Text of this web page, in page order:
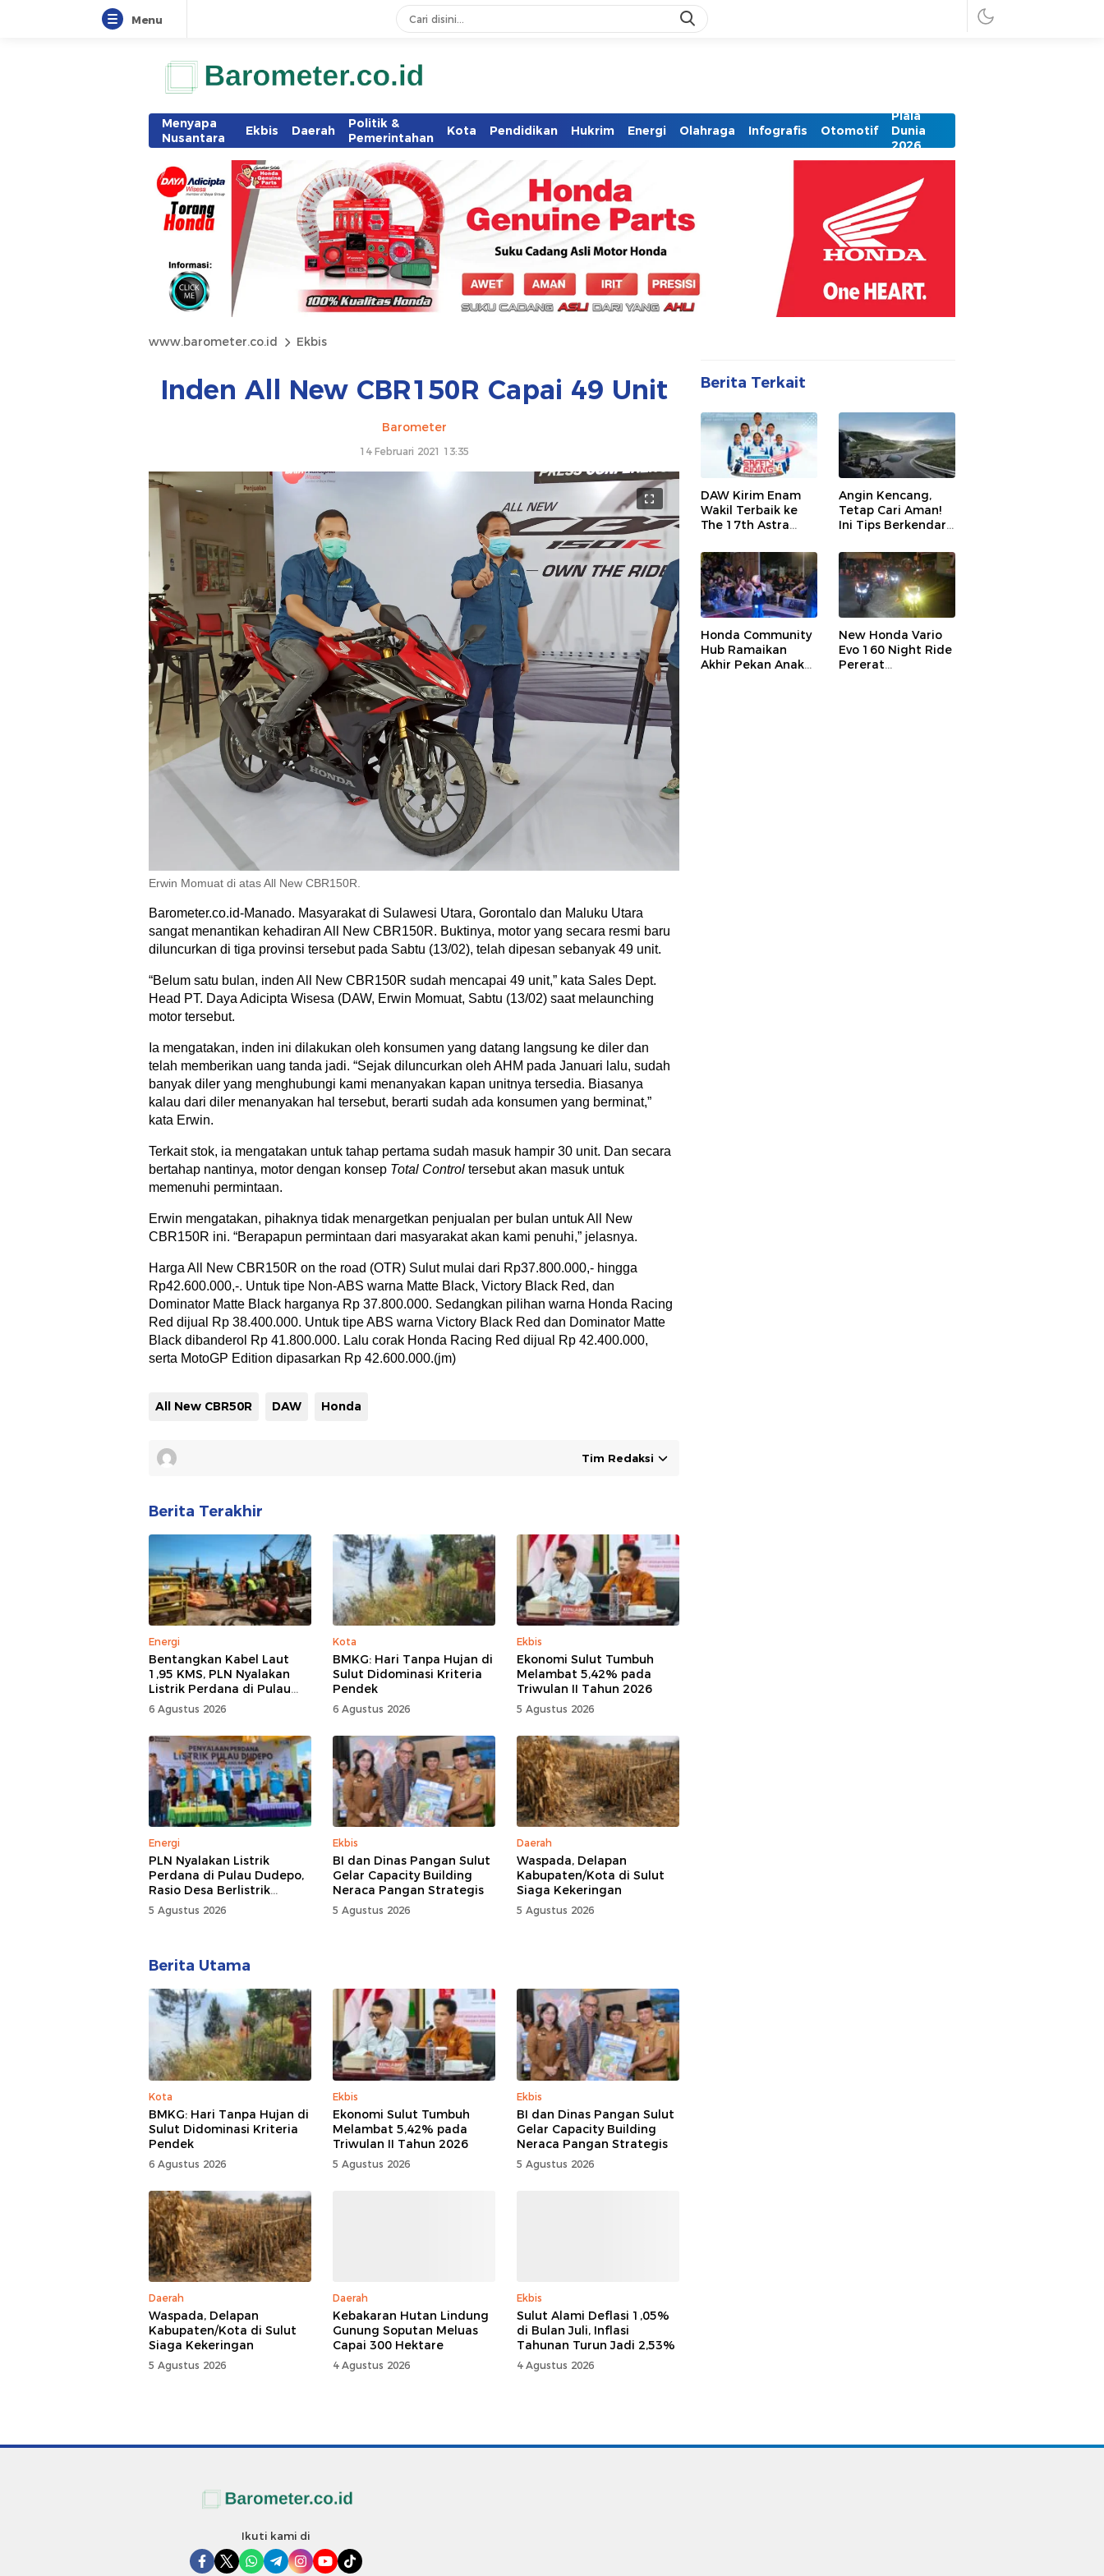
Menu
Menyapa
Nusantara
Ekbis Daerah
Politik &
Pemerintahan
Kota Pendidikan Hukrim Energi Olahraga Infografis Otomotif
Piala
Dunia
2026
www.barometer.co.id Ekbis
Inden All New CBR150R Capai 49 Unit
Barometer
14 Februari 2021 13:35
Erwin Momuat di atas All New CBR150R.
Barometer.co.id-Manado. Masyarakat di Sulawesi Utara, Gorontalo dan Maluku Utara
sangat menantikan kehadiran All New CBR150R. Buktinya, motor yang secara resmi baru
diluncurkan di tiga provinsi tersebut pada Sabtu (13/02), telah dipesan sebanyak 49 unit.
“Belum satu bulan, inden All New CBR150R sudah mencapai 49 unit,” kata Sales Dept.
Head PT. Daya Adicipta Wisesa (DAW, Erwin Momuat, Sabtu (13/02) saat melaunching
motor tersebut.
Ia mengatakan, inden ini dilakukan oleh konsumen yang datang langsung ke diler dan
telah memberikan uang tanda jadi. “Sejak diluncurkan oleh AHM pada Januari lalu, sudah
banyak diler yang menghubungi kami menanyakan kapan unitnya tersedia. Biasanya
kalau dari diler menanyakan hal tersebut, berarti sudah ada konsumen yang berminat,”
kata Erwin.
Terkait stok, ia mengatakan untuk tahap pertama sudah masuk hampir 30 unit. Dan secara
bertahap nantinya, motor dengan konsep Total Control tersebut akan masuk untuk
memenuhi permintaan.
Erwin mengatakan, pihaknya tidak menargetkan penjualan per bulan untuk All New
CBR150R ini. “Berapapun permintaan dari masyarakat akan kami penuhi,” jelasnya.
Harga All New CBR150R on the road (OTR) Sulut mulai dari Rp37.800.000,- hingga
Rp42.600.000,-. Untuk tipe Non-ABS warna Matte Black, Victory Black Red, dan
Dominator Matte Black harganya Rp 37.800.000. Sedangkan pilihan warna Honda Racing
Red dijual Rp 38.400.000. Untuk tipe ABS warna Victory Black Red dan Dominator Matte
Black dibanderol Rp 41.800.000. Lalu corak Honda Racing Red dijual Rp 42.400.000,
serta MotoGP Edition dipasarkan Rp 42.600.000.(jm)
All New CBR50R DAW Honda
Tim Redaksi
Berita Terakhir
Energi
Bentangkan Kabel Laut
1,95 KMS, PLN Nyalakan
Listrik Perdana di Pulau
Dudepo, Desa Berlistrik di
Gorontalo 100 Persen
6 Agustus 2026
Kota
BMKG: Hari Tanpa Hujan di
Sulut Didominasi Kriteria
Pendek
6 Agustus 2026
Ekbis
Ekonomi Sulut Tumbuh
Melambat 5,42% pada
Triwulan II Tahun 2026
5 Agustus 2026
Energi
PLN Nyalakan Listrik
Perdana di Pulau Dudepo,
Rasio Desa Berlistrik
Provinsi Gorontalo Capai
100 Persen
5 Agustus 2026
Ekbis
BI dan Dinas Pangan Sulut
Gelar Capacity Building
Neraca Pangan Strategis
5 Agustus 2026
Daerah
Waspada, Delapan
Kabupaten/Kota di Sulut
Siaga Kekeringan
5 Agustus 2026
Berita Utama
Kota
BMKG: Hari Tanpa Hujan di
Sulut Didominasi Kriteria
Pendek
6 Agustus 2026
Ekbis
Ekonomi Sulut Tumbuh
Melambat 5,42% pada
Triwulan II Tahun 2026
5 Agustus 2026
Ekbis
BI dan Dinas Pangan Sulut
Gelar Capacity Building
Neraca Pangan Strategis
5 Agustus 2026
Daerah
Waspada, Delapan
Kabupaten/Kota di Sulut
Siaga Kekeringan
5 Agustus 2026
Daerah
Kebakaran Hutan Lindung
Gunung Soputan Meluas
Capai 300 Hektare
4 Agustus 2026
Ekbis
Sulut Alami Deflasi 1,05%
di Bulan Juli, Inflasi
Tahunan Turun Jadi 2,53%
4 Agustus 2026
Berita Terkait
DAW Kirim Enam
Wakil Terbaik ke
The 17th Astra
Riding Competition
2026
Angin Kencang,
Tetap Cari Aman!
Ini Tips Berkendara
Tetap Stabil di
Jalan
Honda Community
Hub Ramaikan
Akhir Pekan Anak
New Honda Vario
Evo 160 Night Ride
Pererat
Ikuti kami di